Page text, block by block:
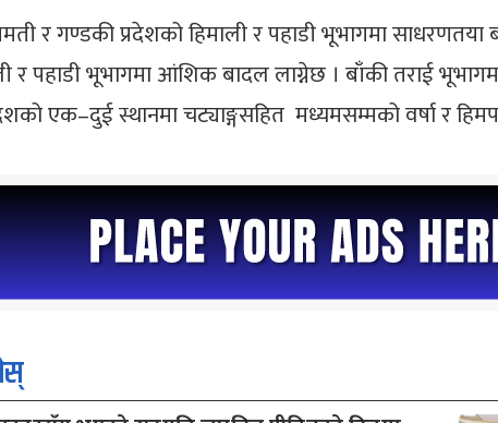
र गण्डकी प्रदेशको हिमाली र पहाडी भूभागमा
र पहाडी भूभागमा आंशिक बादल लाग्नेछ । बाँकी तराई
एक–दुई स्थानमा चट्याङ्गसहित मध्यमसम्मको वर्षा र